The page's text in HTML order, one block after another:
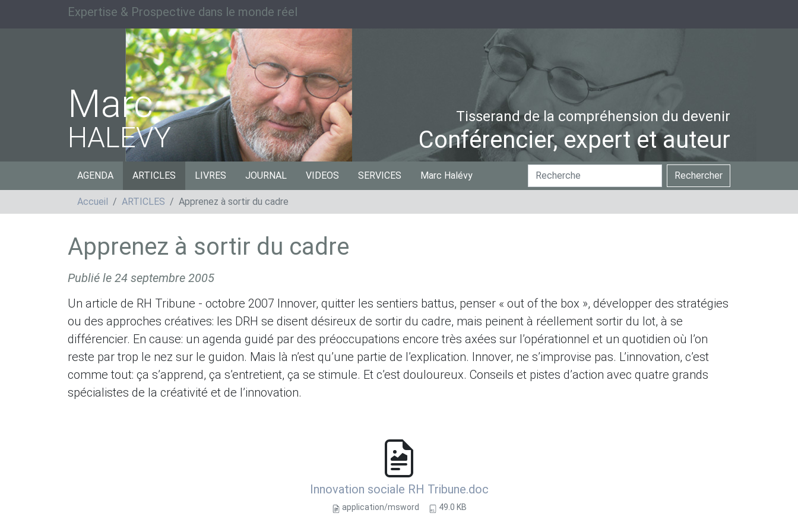
Expertise & Prospective dans le monde réel
Marc
HALEVY
Tisserand de la compréhension du devenir
Conférencier, expert et auteur
AGENDA ARTICLES LIVRES JOURNAL VIDEOS SERVICES Marc Halévy
Chercher
par
Rechercher
Recherche
avancée…
Accueil
ARTICLES Apprenez à sortir du cadre
Apprenez à sortir du cadre
Publié le 24 septembre 2005
Un article de RH Tribune - octobre 2007 Innover, quitter les sentiers battus, penser « out of the box », développer des stratégies
ou des approches créatives: les DRH se disent désireux de sortir du cadre, mais peinent à réellement sortir du lot, à se
différencier. En cause: un agenda guidé par des préoccupations encore très axées sur l’opérationnel et un quotidien où l’on
reste par trop le nez sur le guidon. Mais là n’est qu’une partie de l’explication. Innover, ne s’improvise pas. L’innovation, c’est
comme tout: ça s’apprend, ça s’entretient, ça se stimule. Et c’est douloureux. Conseils et pistes d’action avec quatre grands
spécialistes de la créativité et de l’innovation.
Innovation sociale RH Tribune.doc
application/msword 49.0 KB